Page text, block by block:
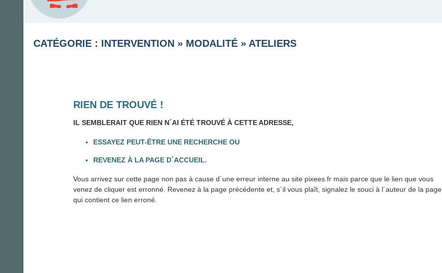
CATÉGORIE : INTERVENTION » MODALITÉ » ATELIERS
RIEN DE TROUVÉ !
IL SEMBLERAIT QUE RIEN N´AI ÉTÉ TROUVÉ À CETTE ADRESSE,
ESSAYEZ PEUT-ÊTRE UNE RECHERCHE OU
REVENEZ À LA PAGE D´ACCUEIL.
Vous arrivez sur cette page non pas à cause d´une erreur interne au site pixees.fr mais parce que le lien que vous
venez de cliquer est erronné. Revenez à la page précédente et, s´il vous plaît, signalez le souci à l´auteur de la page
qui contient ce lien erroné.